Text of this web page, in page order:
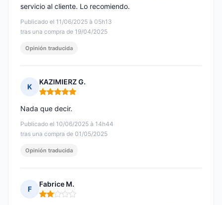
Publicado el 11/06/2025 à 05h13
tras una compra de 19/04/2025
servicio al cliente. Lo recomiendo.
Opinión traducida
K
KAZIMIERZ G.
Nota: 5 de 5
Publicado el 10/06/2025 à 14h44
tras una compra de 01/05/2025
Nada que decir.
Opinión traducida
F
Fabrice M.
Nota: 2 de 5